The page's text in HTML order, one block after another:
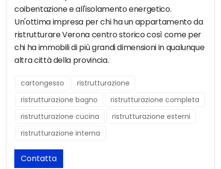
coibentazione e all'isolamento energetico.
Un'ottima impresa per chi ha un appartamento da
ristrutturare Verona centro storico così come per
chi ha immobili di più grandi dimensioni in qualunque
altra città della provincia.
cartongesso
ristrutturazione
ristrutturazione bagno
ristrutturazione completa
ristrutturazione cucina
ristrutturazione esterni
ristrutturazione interna
Contatta